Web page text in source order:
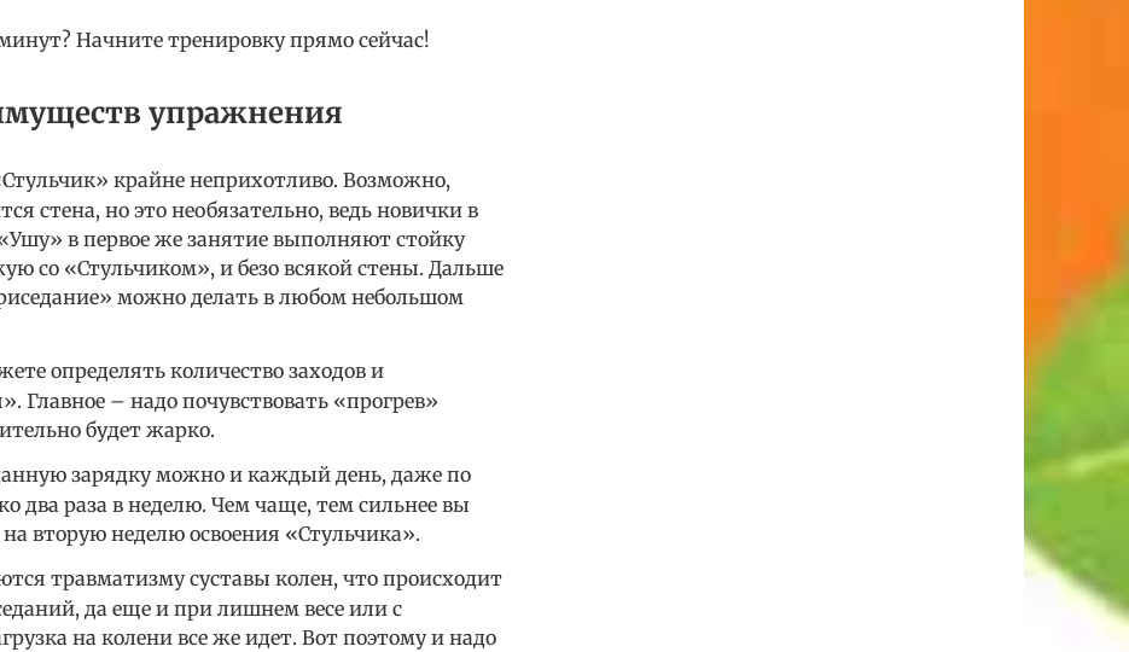
Начните тренировку прямо сейчас!
упражнения
крайне неприхотливо. Возможно,
стена, но это необязательно, ведь новички в
в первое же занятие выполняют стойку
со «Стульчиком», и безо всякой стены. Дальше
можно делать в любом небольшом
определять количество заходов и
Главное – надо почувствовать «прогрев»
будет жарко.
зарядку можно и каждый день, даже по
два раза в неделю. Чем чаще, тем сильнее вы
на вторую неделю освоения «Стульчика».
травматизму суставы колен, что происходит
да еще и при лишнем весе или с
на колени все же идет. Вот поэтому и надо